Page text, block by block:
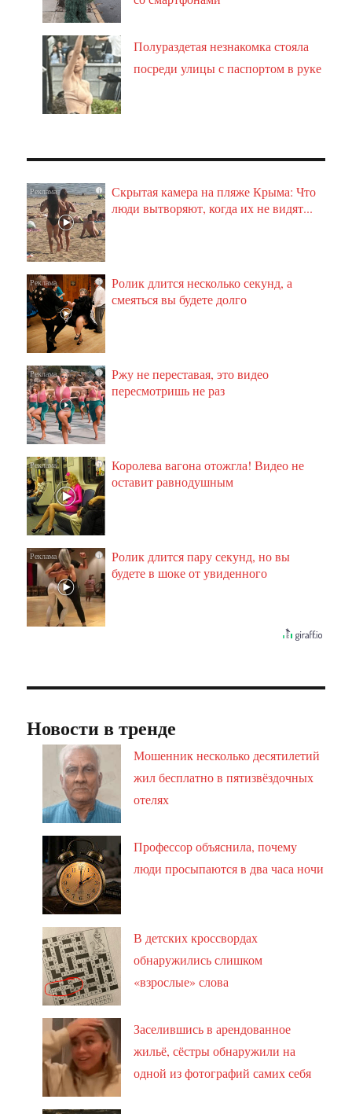
Полураздетая незнакомка стояла
посреди улицы с паспортом в руке
i
Скрытая камера на пляже Крыма: Что
люди вытворяют, когда их не видят...
i
Ролик длится несколько секунд, а
смеяться вы будете долго
i
Ржу не переставая, это видео
пересмотришь не раз
i
Королева вагона отожгла! Видео не
оставит равнодушным
i
Ролик длится пару секунд, но вы
будете в шоке от увиденного
Новости в тренде
Мошенник несколько десятилетий
жил бесплатно в пятизвёздочных
отелях
Профессор объяснила, почему
люди просыпаются в два часа ночи
В детских кроссвордах
обнаружились слишком
«взрослые» слова
Заселившись в арендованное
жильё, сёстры обнаружили на
одной из фотографий самих себя